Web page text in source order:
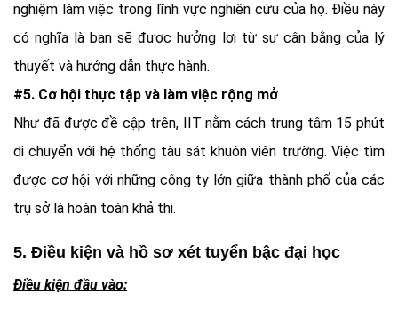
nghiệm làm việc trong lĩnh vực nghiên cứu của họ. Điều này
có nghĩa là bạn sẽ được hưởng lợi từ sự cân bằng của lý
thuyết và hướng dẫn thực hành.
#5. Cơ hội thực tập và làm việc rộng mở
Như đã được đề cập trên, IIT nằm cách trung tâm 15 phút
di chuyển với hệ thống tàu sát khuôn viên trường. Việc tìm
được cơ hội với những công ty lớn giữa thành phố của các
trụ sở là hoàn toàn khả thi.
5. Điều kiện và hồ sơ xét tuyển bậc đại học
Điều kiện đầu vào: